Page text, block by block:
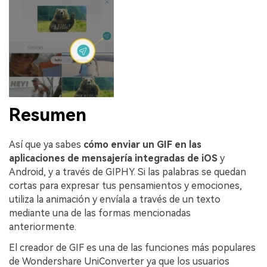
Resumen
Así que ya sabes cómo enviar un GIF en las
aplicaciones de mensajería integradas de iOS y
Android, y a través de GIPHY. Si las palabras se quedan
cortas para expresar tus pensamientos y emociones,
utiliza la animación y envíala a través de un texto
mediante una de las formas mencionadas
anteriormente.
El creador de GIF es una de las funciones más populares
de Wondershare UniConverter ya que los usuarios